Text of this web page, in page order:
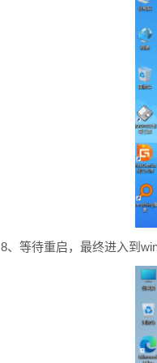
8、等待重启，最终进入到